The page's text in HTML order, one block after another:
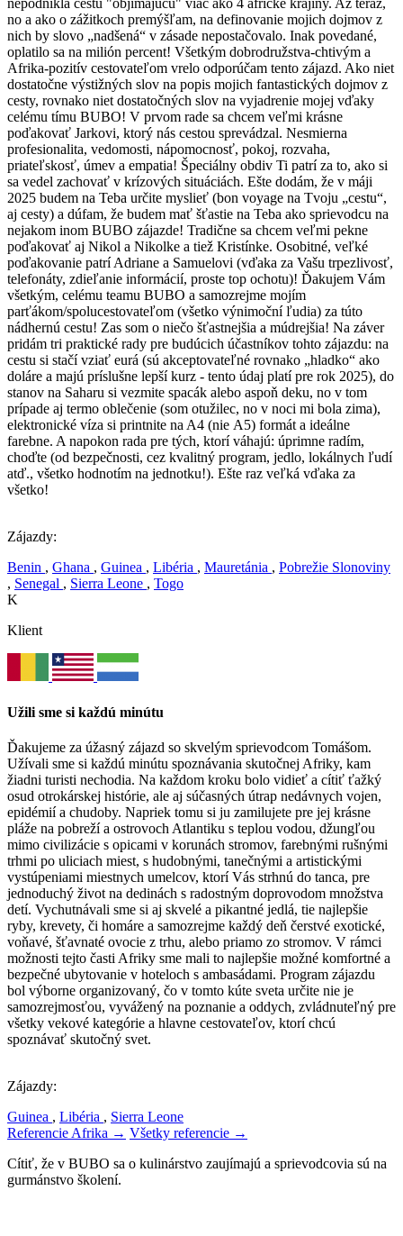
nepodnikla cestu "objímajúcu" viac ako 4 africké krajiny. Až teraz,
no a ako o zážitkoch premýšľam, na definovanie mojich dojmov z
nich by slovo „nadšená“ v zásade nepostačovalo. Inak povedané,
oplatilo sa na milión percent! Všetkým dobrodružstva-chtivým a
Afrika-pozitív cestovateľom vrelo odporúčam tento zájazd. Ako niet
dostatočne výstižných slov na popis mojich fantastických dojmov z
cesty, rovnako niet dostatočných slov na vyjadrenie mojej vďaky
celému tímu BUBO! V prvom rade sa chcem veľmi krásne
poďakovať Jarkovi, ktorý nás cestou sprevádzal. Nesmierna
profesionalita, vedomosti, nápomocnosť, pokoj, rozvaha,
priateľskosť, úmev a empatia! Špeciálny obdiv Ti patrí za to, ako si
sa vedel zachovať v krízových situáciách. Ešte dodám, že v máji
2025 budem na Teba určite myslieť (bon voyage na Tvoju „cestu“,
aj cesty) a dúfam, že budem mať šťastie na Teba ako sprievodcu na
nejakom inom BUBO zájazde! Tradične sa chcem veľmi pekne
poďakovať aj Nikol a Nikolke a tiež Kristínke. Osobitné, veľké
poďakovanie patrí Adriane a Samuelovi (vďaka za Vašu trpezlivosť,
telefonáty, zdieľanie informácií, proste top ochotu)! Ďakujem Vám
všetkým, celému teamu BUBO a samozrejme mojím
parťákom/spolucestovateľom (všetko výnimoční ľudia) za túto
nádhernú cestu! Zas som o niečo šťastnejšia a múdrejšia! Na záver
pridám tri praktické rady pre budúcich účastníkov tohto zájazdu: na
cestu si stačí vziať eurá (sú akceptovateľné rovnako „hladko“ ako
doláre a majú príslušne lepší kurz - tento údaj platí pre rok 2025), do
stanov na Saharu si vezmite spacák alebo aspoň deku, no v tom
prípade aj termo oblečenie (som otužilec, no v noci mi bola zima),
elektronické víza si printnite na A4 (nie A5) formát a ideálne
farebne. A napokon rada pre tých, ktorí váhajú: úprimne radím,
choďte (od bezpečnosti, cez kvalitný program, jedlo, lokálnych ľudí
atď., všetko hodnotím na jednotku!). Ešte raz veľká vďaka za
všetko!
Zájazdy:
Benin , Ghana , Guinea , Libéria , Mauretánia , Pobrežie Slonoviny
, Senegal , Sierra Leone , Togo
K
Klient
Užili sme si každú minútu
Ďakujeme za úžasný zájazd so skvelým sprievodcom Tomášom.
Užívali sme si každú minútu spoznávania skutočnej Afriky, kam
žiadni turisti nechodia. Na každom kroku bolo vidieť a cítiť ťažký
osud otrokárskej histórie, ale aj súčasných útrap nedávnych vojen,
epidémií a chudoby. Napriek tomu si ju zamilujete pre jej krásne
pláže na pobreží a ostrovoch Atlantiku s teplou vodou, džungľou
mimo civilizácie s opicami v korunách stromov, farebnými rušnými
trhmi po uliciach miest, s hudobnými, tanečnými a artistickými
vystúpeniami miestnych umelcov, ktorí Vás strhnú do tanca, pre
jednoduchý život na dedinách s radostným doprovodom množstva
detí. Vychutnávali sme si aj skvelé a pikantné jedlá, tie najlepšie
ryby, krevety, či homáre a samozrejme každý deň čerstvé exotické,
voňavé, šťavnaté ovocie z trhu, alebo priamo zo stromov. V rámci
možnosti tejto časti Afriky sme mali to najlepšie možné komfortné a
bezpečné ubytovanie v hoteloch s ambasádami. Program zájazdu
bol výborne organizovaný, čo v tomto kúte sveta určite nie je
samozrejmosťou, vyvážený na poznanie a oddych, zvládnuteľný pre
všetky vekové kategórie a hlavne cestovateľov, ktorí chcú
spoznávať skutočný svet.
Zájazdy:
Guinea , Libéria , Sierra Leone
Referencie Afrika → Všetky referencie →
Cítiť, že v BUBO sa o kulinárstvo zaujímajú a sprievodcovia sú na
gurmánstvo školení.